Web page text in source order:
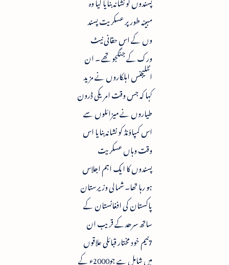
مبینہ طور پر عسکریت پسند
وں کے اس حقانی نیٹ
ورک کے جنگجو تھے ۔ ان
انٹلیجنس اہلکاروں نے مزید
کہا کہ جس وقت امریکی ڈرون
طیاروں نے میزائلوں سے
اس کمپاؤنڈ کو نشانہ بنایا اس
وقت وہاں عسکریت
پسندوں کا ایک اہم اجلاس
ہو رہا تھا۔ شمالی وزیرستان
پاکستان کی افغانستان کے
ساتھ سرھدکے قریب ان
7نیم خود مختار قبائلی علاقوں
میں شامل ہے جو2000ء کے